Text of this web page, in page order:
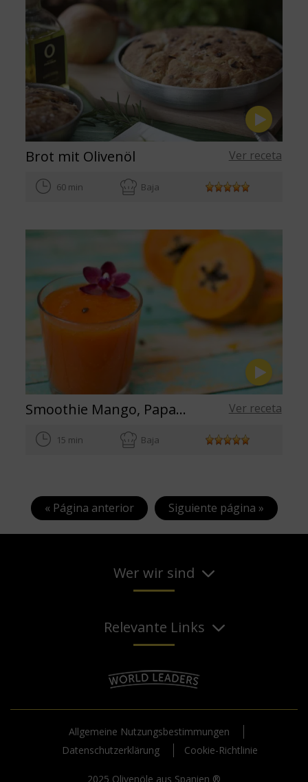
Brot mit Olivenöl Ver receta
60 min Baja
Smoothie Mango, Papaya und Karotte Ver receta
15 min Baja
« Página anterior Siguiente página »
Wer wir sind
Relevante Links
Allgemeine Nutzungsbestimmungen
Datenschutzerklärung
Cookie-Richtlinie
2025 Olivenöle aus Spanien ®